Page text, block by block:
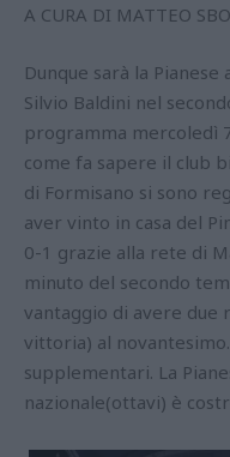
A CURA DI MATTEO
Dunque sarà la
Silvio Baldini nel
programma mercoledì
come fa sapere il club
di Formisano si sono
aver vinto in casa del
0-1 grazie alla rete di
minuto del secondo
vantaggio di avere due
vittoria) al
supplementari. La
nazionale(ottavi) è